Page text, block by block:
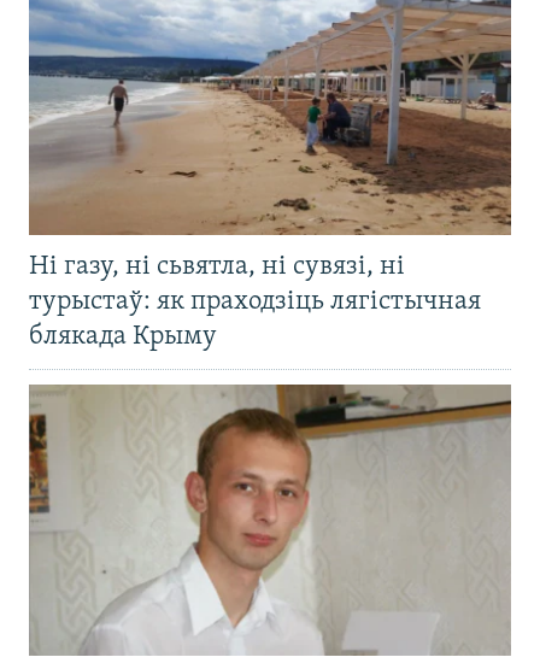
Ні газу, ні сьвятла, ні сувязі, ні
турыстаў: як праходзіць лягістычная
блякада Крыму